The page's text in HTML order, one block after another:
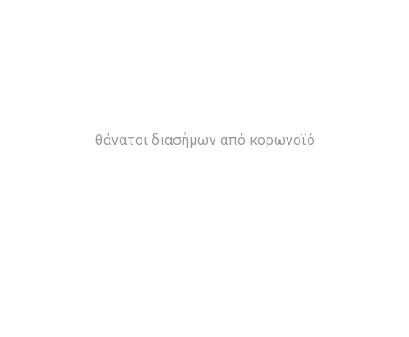
θάνατοι διασήμων από κορωνοϊό